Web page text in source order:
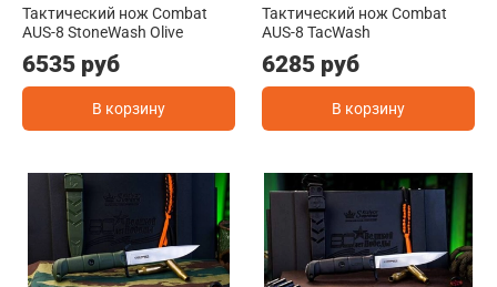
Тактический нож Combat
AUS-8 StoneWash Olive
6535 руб
В корзину
Тактический нож Combat
AUS-8 TacWash
6285 руб
В корзину